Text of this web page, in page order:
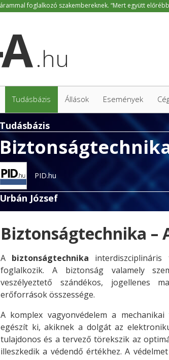
.hu
Tudásbázis Állások Események
Tudásbázis
PID.hu
Urbán József
Biztonságtechnika –
A biztonságtechnika
foglalkozik. A biztonság valamely
veszélyeztető szándékos, jogellenes
erőforrások összessége.
A komplex vagyonvédelem a
egészít ki, akiknek a dolgát az
tulajdonos és a tervező törekszik az
illeszkedik a védendő értékhez. A